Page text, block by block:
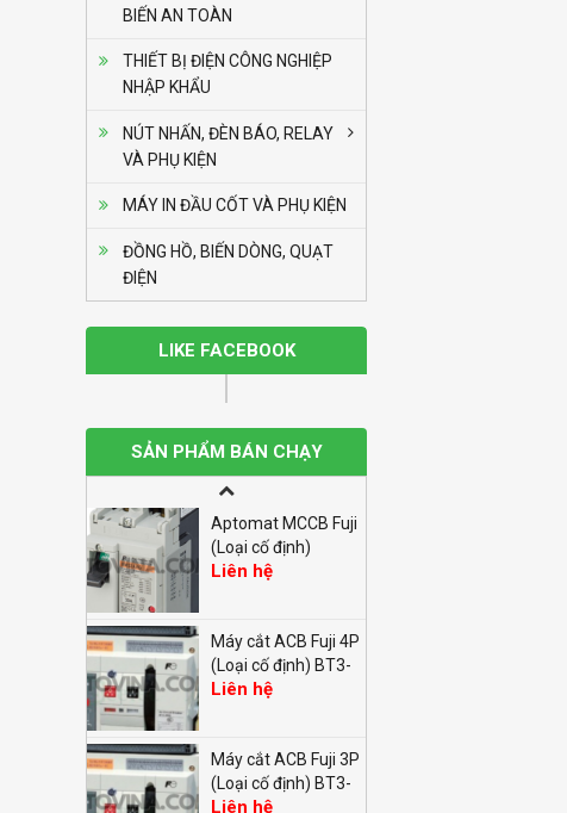
BIẾN AN TOÀN
THIẾT BỊ ĐIỆN CÔNG NGHIỆP
NHẬP KHẨU
NÚT NHẤN, ĐÈN BÁO, RELAY
VÀ PHỤ KIỆN
MÁY IN ĐẦU CỐT VÀ PHỤ KIỆN
ĐỒNG HỒ, BIẾN DÒNG, QUẠT
ĐIỆN
LIKE FACEBOOK
SẢN PHẨM BÁN CHẠY
Bộ định thời Analog
– Power Off Delay
Bộ định thời Analog
– Power Off Delay
Autonics AT8PSN-7
Liên hệ
Aptomat MCCB Fuji
(Loại cố định)
BW100EAG-2P
100A 10kA
Liên hệ
Aptomat MCCB Fuji
(Loại cố định)
BW32AAG-2P 10A
Liên hệ
Máy cắt ACB Fuji 4P
(Loại cố định) BT3-
2500P/42500E M2
Liên hệ
Máy cắt ACB Fuji 3P
(Loại cố định) BT3-
2500HP/32500E M2
Liên hệ